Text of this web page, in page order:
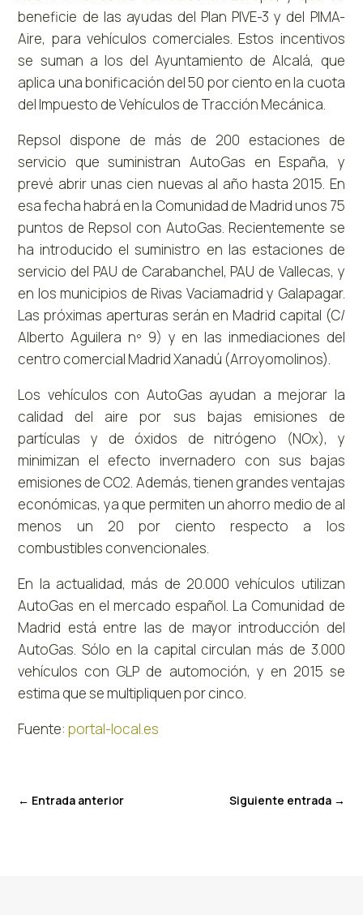
beneficie de las ayudas del Plan PIVE-3 y del PIMA-
Aire, para vehículos comerciales. Estos incentivos
se suman a los del Ayuntamiento de Alcalá, que
aplica una bonificación del 50 por ciento en la cuota
del Impuesto de Vehículos de Tracción Mecánica.
Repsol dispone de más de 200 estaciones de
servicio que suministran AutoGas en España, y
prevé abrir unas cien nuevas al año hasta 2015. En
esa fecha habrá en la Comunidad de Madrid unos 75
puntos de Repsol con AutoGas. Recientemente se
ha introducido el suministro en las estaciones de
servicio del PAU de Carabanchel, PAU de Vallecas, y
en los municipios de Rivas Vaciamadrid y Galapagar.
Las próximas aperturas serán en Madrid capital (C/
Alberto Aguilera nº 9) y en las inmediaciones del
centro comercial Madrid Xanadú (Arroyomolinos).
Los vehículos con AutoGas ayudan a mejorar la
calidad del aire por sus bajas emisiones de
partículas y de óxidos de nitrógeno (NOx), y
minimizan el efecto invernadero con sus bajas
emisiones de CO2. Además, tienen grandes ventajas
económicas, ya que permiten un ahorro medio de al
menos un 20 por ciento respecto a los
combustibles convencionales.
En la actualidad, más de 20.000 vehículos utilizan
AutoGas en el mercado español. La Comunidad de
Madrid está entre las de mayor introducción del
AutoGas. Sólo en la capital circulan más de 3.000
vehículos con GLP de automoción, y en 2015 se
estima que se multipliquen por cinco.
Fuente:portal-local.es
← Entrada anterior Siguiente entrada→